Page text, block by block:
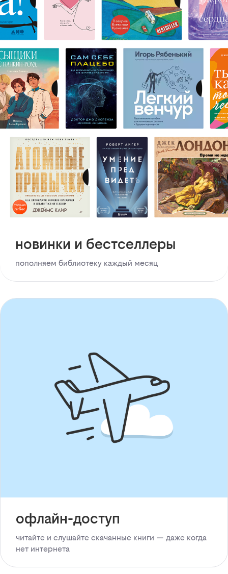
новинки и бестселлеры
пополняем библиотеку каждый месяц
офлайн-доступ
читайте и слушайте скачанные книги — даже когда
нет интернета